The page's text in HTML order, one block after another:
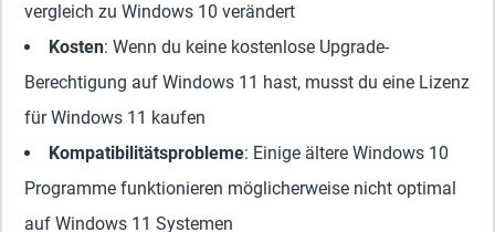
vergleich zu Windows 10 verändert
Kosten: Wenn du keine kostenlose Upgrade-
Berechtigung auf Windows 11 hast, musst du eine Lizenz
für Windows 11 kaufen
Kompatibilitätsprobleme: Einige ältere Windows 10
Programme funktionieren möglicherweise nicht optimal
auf Windows 11 Systemen